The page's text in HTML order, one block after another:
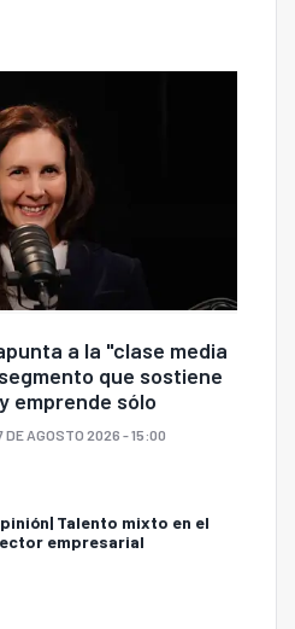
a la "clase media
que sostiene
emprende sólo
DE AGOSTO 2026 - 15:00
Talento mixto en el
empresarial